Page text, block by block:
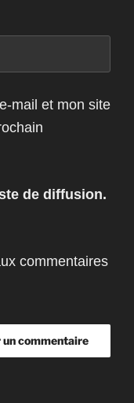
mail et mon site
de diffusion.
commentaires